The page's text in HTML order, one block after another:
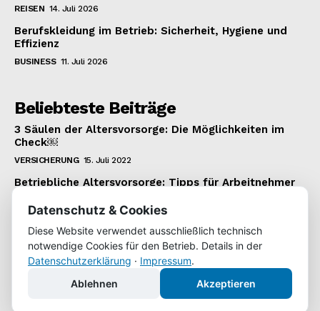
REISEN 14. Juli 2026
Berufskleidung im Betrieb: Sicherheit, Hygiene und
Effizienz
BUSINESS 11. Juli 2026
Beliebteste Beiträge
3 Säulen der Altersvorsorge: Die Möglichkeiten im
Check￼
VERSICHERUNG 15. Juli 2022
Betriebliche Altersvorsorge: Tipps für Arbeitnehmer
22. Juli 2022
Copyright © 2022 | WochenKurier.de | Alle Inhalte unterliegen
Datenschutz & Cookies
Diese Website verwendet ausschließlich technisch
notwendige Cookies für den Betrieb. Details in der
Datenschutzerklärung · Impressum.
Ablehnen
Akzeptieren